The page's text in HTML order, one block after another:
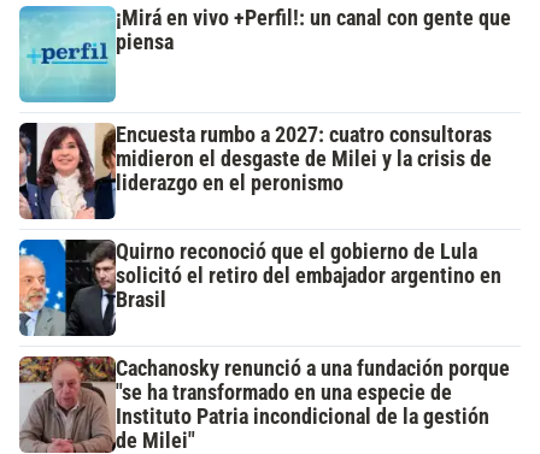
¡Mirá en vivo +Perfil!: un canal con gente que
piensa
Encuesta rumbo a 2027: cuatro consultoras
midieron el desgaste de Milei y la crisis de
liderazgo en el peronismo
Quirno reconoció que el gobierno de Lula
solicitó el retiro del embajador argentino en
Brasil
Cachanosky renunció a una fundación porque
"se ha transformado en una especie de
Instituto Patria incondicional de la gestión
de Milei"